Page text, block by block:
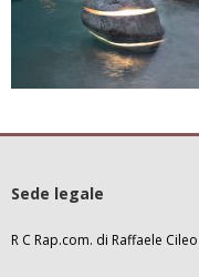
Sede legale
R C Rap.com. di Raffaele Cileo
76123 - Andria - Italy